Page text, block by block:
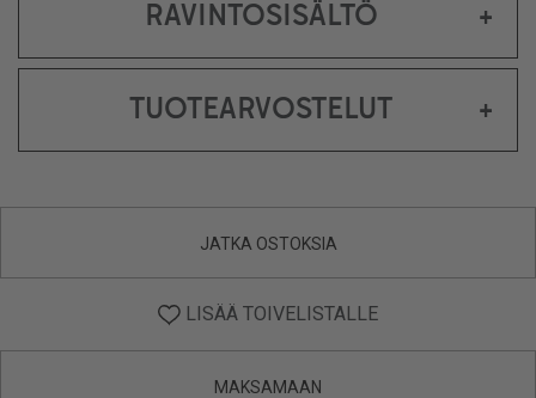
RAVINTOSISÄLTÖ +
TUOTEARVOSTELUT +
JATKA OSTOKSIA
LISÄÄ TOIVELISTALLE
MAKSAMAAN